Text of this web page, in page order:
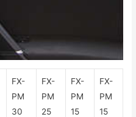
FX-
PM
30
FX-
PM
25
FX-
PM
15
FX-
PM
15